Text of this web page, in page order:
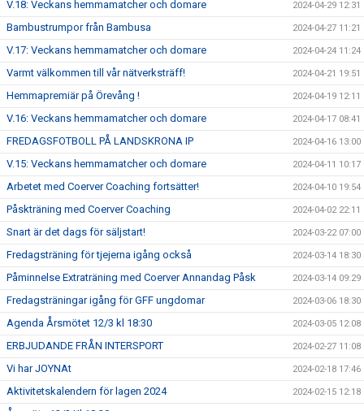
V.18: Veckans hemmamatcher och domare 2024-04-29 12:31
Bambustrumpor från Bambusa 2024-04-27 11:21
V.17: Veckans hemmamatcher och domare 2024-04-24 11:24
Varmt välkommen till vår nätverksträff! 2024-04-21 19:51
Hemmapremiär på Örevång ! 2024-04-19 12:11
V.16: Veckans hemmamatcher och domare 2024-04-17 08:41
FREDAGSFOTBOLL PÅ LANDSKRONA IP 2024-04-16 13:00
V.15: Veckans hemmamatcher och domare 2024-04-11 10:17
Arbetet med Coerver Coaching fortsätter! 2024-04-10 19:54
Påskträning med Coerver Coaching 2024-04-02 22:11
Snart är det dags för säljstart! 2024-03-22 07:00
Fredagsträning för tjejerna igång också 2024-03-14 18:30
Påminnelse Extraträning med Coerver Annandag Påsk 2024-03-14 09:29
Fredagsträningar igång för GFF ungdomar 2024-03-06 18:30
Agenda Årsmötet 12/3 kl 18:30 2024-03-05 12:08
ERBJUDANDE FRÅN INTERSPORT 2024-02-27 11:08
Vi har JOYNAt 2024-02-18 17:46
Aktivitetskalendern för lagen 2024 2024-02-15 12:18